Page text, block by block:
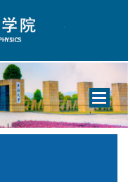
Toggle